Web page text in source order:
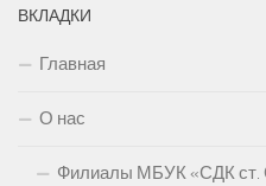
ВКЛАДКИ
Главная
О нас
Филиалы МБУК «СДК ст.